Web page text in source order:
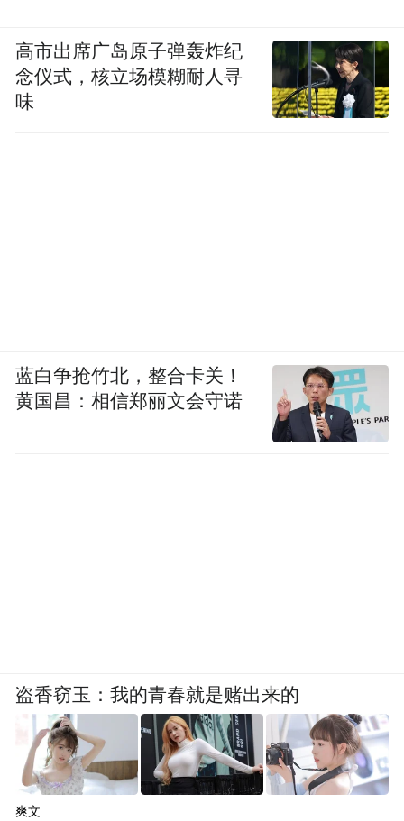
高市出席广岛原子弹轰炸纪
念仪式，核立场模糊耐人寻
味
蓝白争抢竹北，整合卡关！
黄国昌：相信郑丽文会守诺
盗香窃玉：我的青春就是赌出来的
爽文